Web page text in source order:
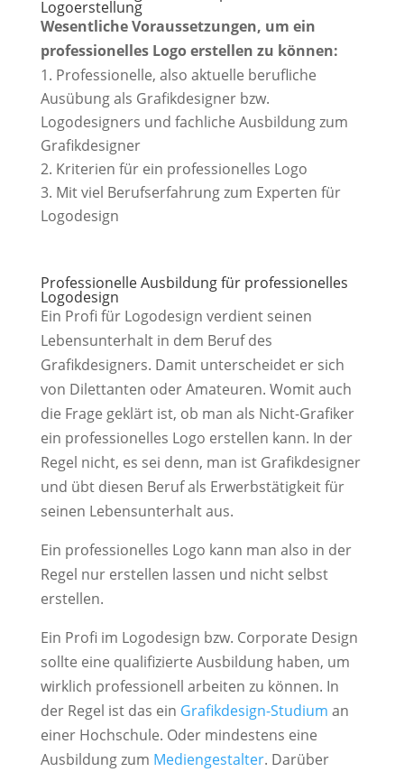
Logoerstellung
Wesentliche Voraussetzungen, um ein
professionelles Logo erstellen zu können:
Professionelle, also aktuelle berufliche
Ausübung als Grafikdesigner bzw.
Logodesigners und fachliche Ausbildung zum
Grafikdesigner
Kriterien für ein professionelles Logo
Mit viel Berufserfahrung zum Experten für
Logodesign
Professionelle Ausbildung für professionelles
Logodesign
Ein Profi für Logodesign verdient seinen
Lebensunterhalt in dem Beruf des
Grafikdesigners. Damit unterscheidet er sich
von Dilettanten oder Amateuren. Womit auch
die Frage geklärt ist, ob man als Nicht-Grafiker
ein professionelles Logo erstellen kann. In der
Regel nicht, es sei denn, man ist Grafikdesigner
und übt diesen Beruf als Erwerbstätigkeit für
seinen Lebensunterhalt aus.
Ein professionelles Logo kann man also in der
Regel nur erstellen lassen und nicht selbst
erstellen.
Ein Profi im Logodesign bzw. Corporate Design
sollte eine qualifizierte Ausbildung haben, um
wirklich professionell arbeiten zu können. In
der Regel ist das ein Grafikdesign-Studium an
einer Hochschule. Oder mindestens eine
Ausbildung zum Mediengestalter. Darüber